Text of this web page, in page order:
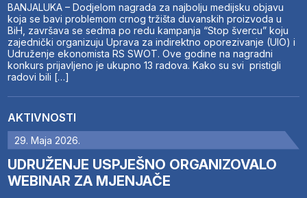
BANJALUKA – Dodjelom nagrada za najbolju medijsku objavu
koja se bavi problemom crnog tržišta duvanskih proizvoda u
BiH, završava se sedma po redu kampanja “Stop švercu” koju
zajednički organizuju Uprava za indirektno oporezivanje (UIO) i
Udruženje ekonomista RS SWOT. Ove godine na nagradni
konkurs prijavljeno je ukupno 13 radova. Kako su svi pristigli
radovi bili […]
AKTIVNOSTI
29. Maja 2026.
UDRUŽENJE USPJEŠNO ORGANIZOVALO
WEBINAR ZA MJENJAČE